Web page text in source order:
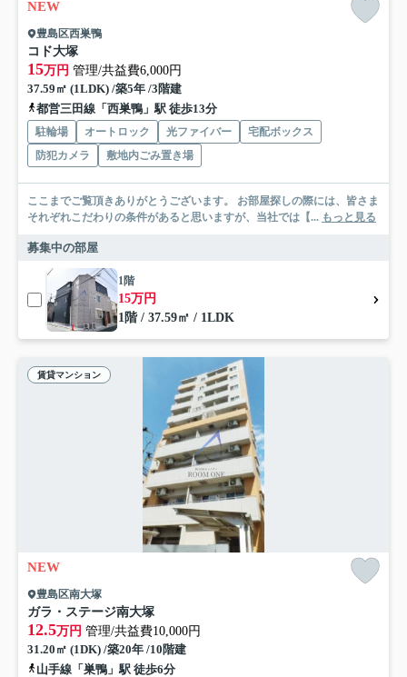
NEW
豊島区西巣鴨
コド大塚
15万円 管理/共益費6,000円
37.59㎡ (1LDK) /築5年 /3階建
都営三田線「西巣鴨」駅 徒歩13分
駐輪場 オートロック 光ファイバー
宅配ボックス
防犯カメラ
敷地内ごみ置き場
ここまでご覧頂きありがとうございます。 お部屋探しの際には、皆さま
それぞれこだわりの条件があると思いますが、当社では【... もっと見る
募集中の部屋
1階
15万円
1階 / 37.59㎡ / 1LDK
賃貸マンション
NEW
豊島区南大塚
ガラ・ステージ南大塚
12.5万円 管理/共益費10,000円
31.20㎡ (1DK) /築20年 /10階建
山手線「巣鴨」駅 徒歩6分